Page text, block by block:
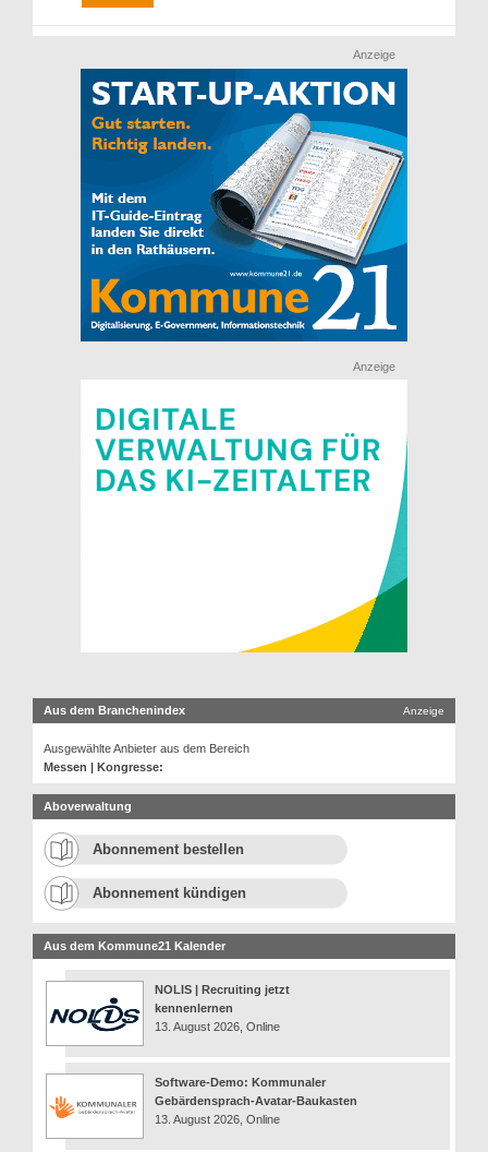
Anzeige
Anzeige
Aus dem Branchenindex Anzeige
Ausgewählte Anbieter aus dem Bereich
Messen | Kongresse:
Aboverwaltung
Abonnement bestellen
Abonnement kündigen
Aus dem Kommune21 Kalender
NOLIS | Recruiting jetzt
kennenlernen
13. August 2026, Online
Software-Demo: Kommunaler
Gebärdensprach-Avatar-Baukasten
13. August 2026, Online